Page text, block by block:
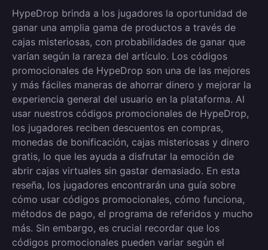
HypeDrop brinda a los jugadores la oportunidad de
ganar una amplia gama de productos a través de
cajas misteriosas, con probabilidades de ganar que
varían según la rareza del artículo. Los códigos
promocionales de HypeDrop son una de las mejores
y más fáciles maneras de ahorrar dinero y mejorar la
experiencia general del usuario en la plataforma. Al
usar nuestros códigos promocionales de HypeDrop,
los jugadores reciben descuentos en compras,
monedas de bonificación, cajas misteriosas y dinero
gratis, lo que les ayuda a disfrutar la emoción de
abrir cajas virtuales sin gastar demasiado. En esta
reseña, los jugadores encontrarán una guía sobre
cómo usar códigos promocionales, cómo funciona,
métodos de pago, el programa de referidos y mucho
más. Sin embargo, es crucial recordar que los
códigos promocionales pueden variar según el